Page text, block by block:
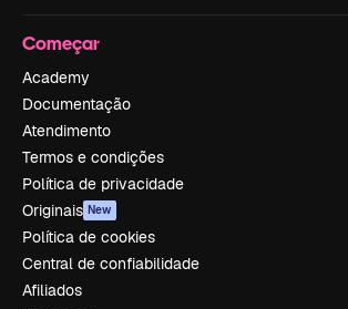
Começar
Academy
Documentação
Atendimento
Termos e condições
Política de privacidade
Originais New
Política de cookies
Central de confiabilidade
Afiliados